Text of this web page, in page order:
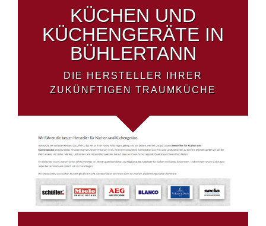
KÜCHEN UND
KÜCHENGERÄTE IN
BÜHLERTANN
DIE HERSTELLER IHRER
ZUKÜNFTIGEN TRAUMKÜCHE